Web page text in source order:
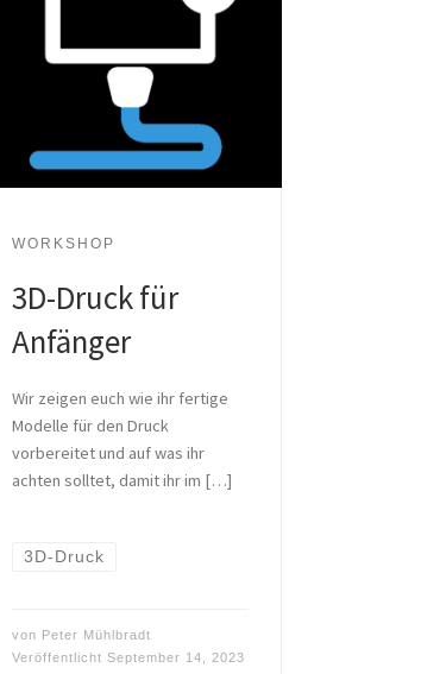
WORKSHOP
3D-Druck für
Anfänger
Wir zeigen euch wie ihr fertige
Modelle für den Druck
vorbereitet und auf was ihr
achten solltet, damit ihr im […]
3D-Druck
von Peter Mühlbradt
Veröffentlicht September 14, 2023